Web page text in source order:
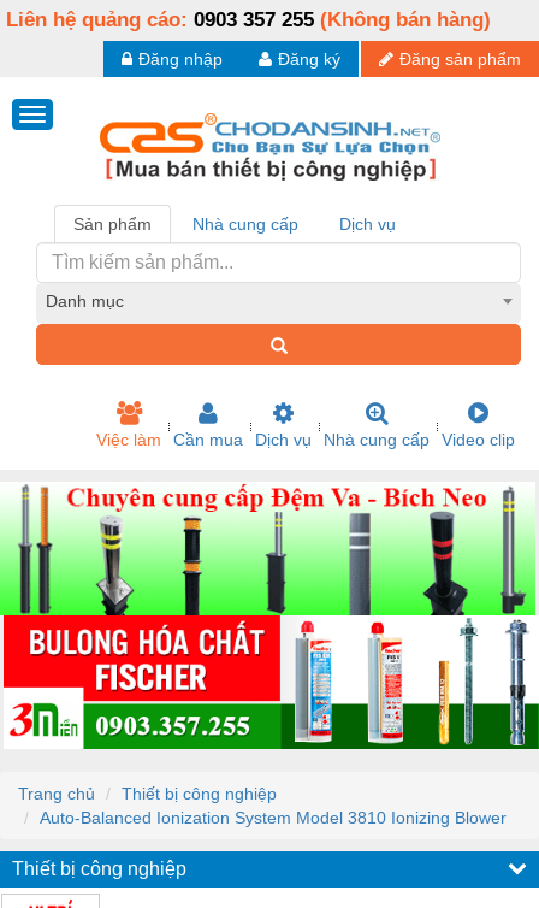
Liên hệ quảng cáo: 0903 357 255 (Không bán hàng)
Đăng sản phẩm
Đăng ký
Đăng nhập
Sản phẩm Nhà cung cấp Dịch vụ
Danh mục
Việc làm Cần mua Dịch vụ Nhà cung cấp Video clip
Trang chủ
Thiết bị công nghiệp
Auto-Balanced Ionization System Model 3810 Ionizing Blower
Thiết bị công nghiệp